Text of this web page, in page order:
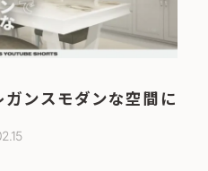
ンスモダンな空間に